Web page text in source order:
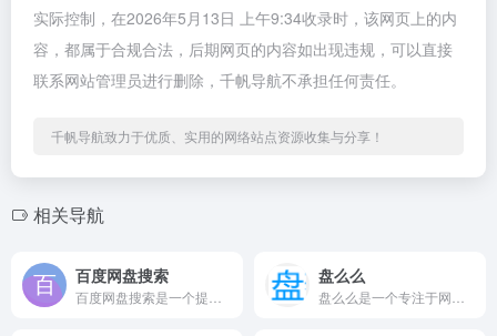
实际控制，在2026年5月13日 上午9:34收录时，该网页上的内
容，都属于合规合法，后期网页的内容如出现违规，可以直接
联系网站管理员进行删除，千帆导航不承担任何责任。
千帆导航致力于优质、实用的网络站点资源收集与分享！
相关导航
百度网盘搜索 盘么么